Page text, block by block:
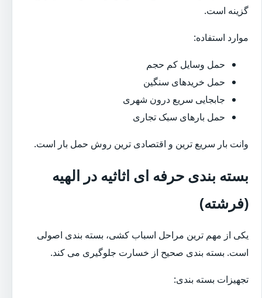
گزینه است.
موارد استفاده:
حمل وسایل کم حجم
حمل خریدهای سنگین
جابجایی سریع درون شهری
حمل بارهای سبک تجاری
وانت بار سریع ترین و اقتصادی ترین روش حمل بار است.
بسته بندی حرفه ای اثاثیه در الهیه
(فرشته)
یکی از مهم ترین مراحل اسباب کشی، بسته بندی اصولی
است. بسته بندی صحیح از خسارت جلوگیری می کند.
تجهیزات بسته بندی: